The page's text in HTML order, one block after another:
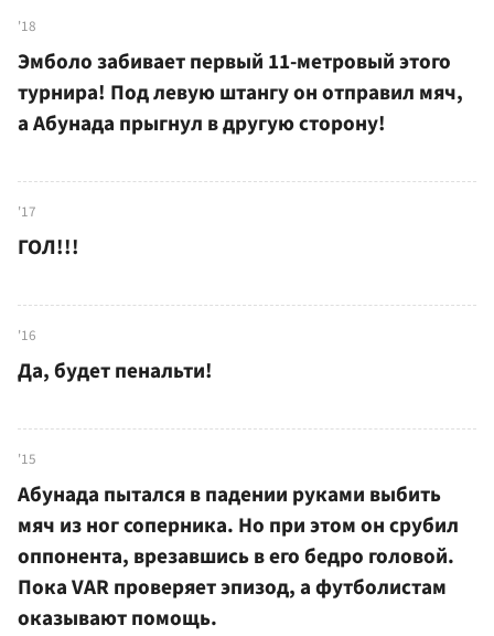
'18
Эмболо забивает первый 11-метровый этого
турнира! Под левую штангу он отправил мяч,
а Абунада прыгнул в другую сторону!
'17
ГОЛ!!!
'16
Да, будет пенальти!
'15
Абунада пытался в падении руками выбить
мяч из ног соперника. Но при этом он срубил
оппонента, врезавшись в его бедро головой.
Пока VAR проверяет эпизод, а футболистам
оказывают помощь.